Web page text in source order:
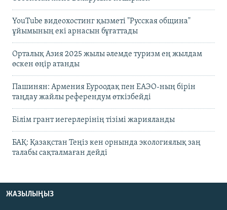
YouTube видеохостинг қызметі "Русская община"
ұйымының екі арнасын бұғаттады
Орталық Азия 2025 жылы әлемде туризм ең жылдам
өскен өңір атанды
Пашинян: Армения Еуроодақ пен ЕАЭО-ның бірін
таңдау жайлы референдум өткізбейді
Білім грант иегерлерінің тізімі жарияланды
БАҚ: Қазақстан Теңіз кен орнында экологиялық заң
талабы сақталмаған дейді
ЖАЗЫЛЫҢЫЗ